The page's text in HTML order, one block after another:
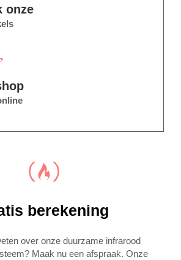
onze
berekening
over onze duurzame infrarood
Maak nu een afspraak. Onze